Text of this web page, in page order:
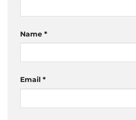
Name *
Email *